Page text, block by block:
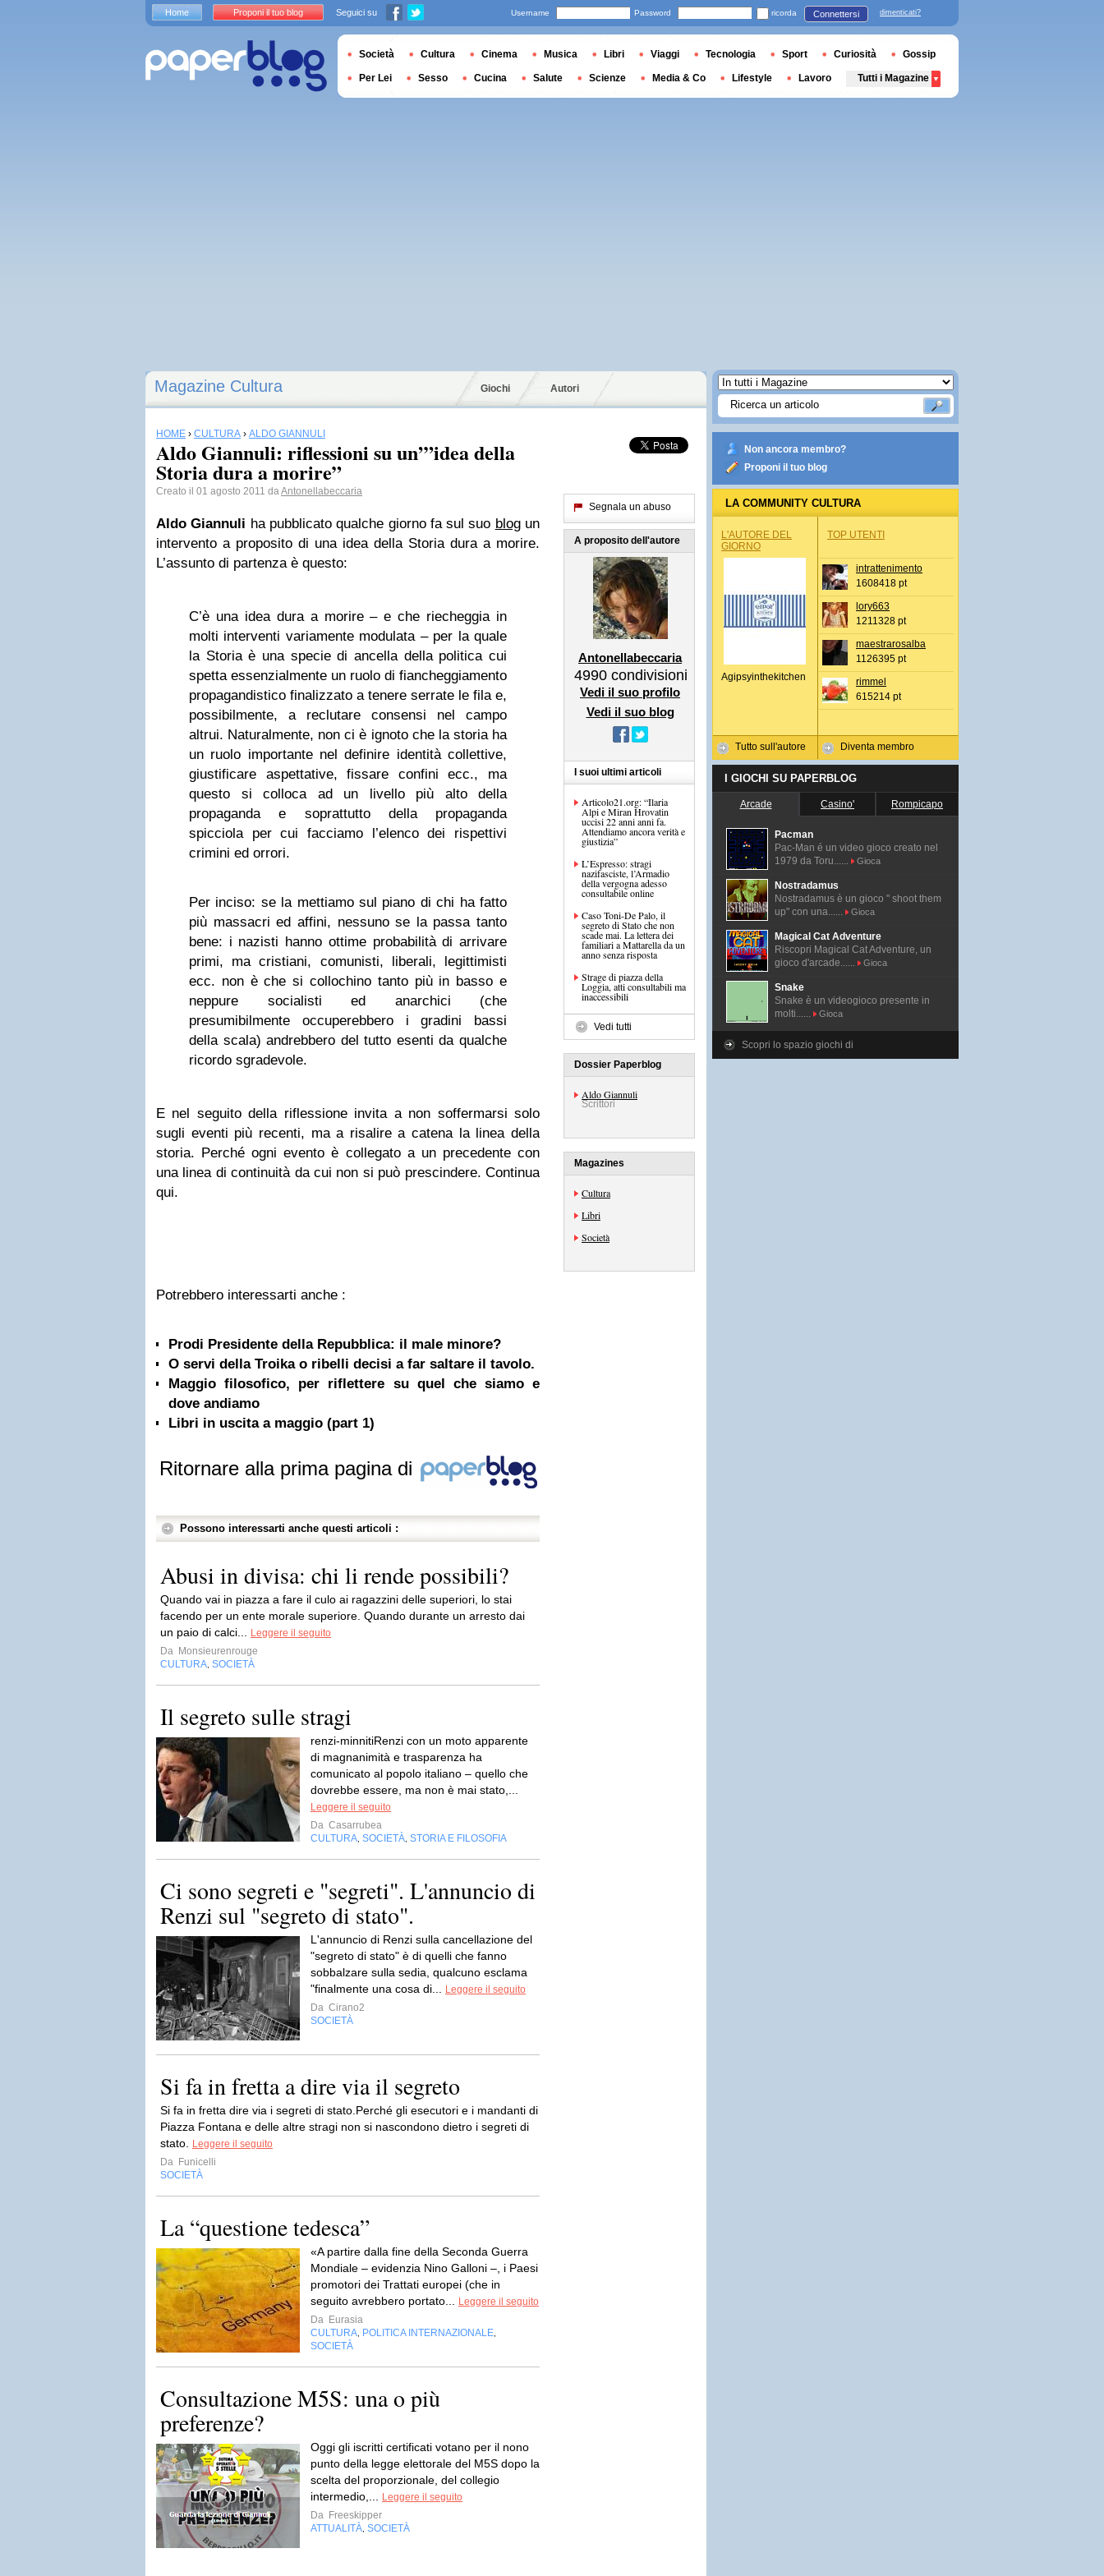
Magazine Cultura Giochi Autori
HOME › CULTURA › ALDO GIANNULI
Aldo Giannuli: riflessioni su un’”idea della
Storia dura a morire”
Creato il 01 agosto 2011 daAntonellabeccaria
Aldo Giannuli ha pubblicato qualche giorno fa sul suo blogun
intervento a proposito di una idea della Storia dura a morire.
L’assunto di partenza è questo:
C’è una idea dura a morire – e che riecheggia in
molti interventi variamente modulata – per la quale
la Storia è una specie di ancella della politica cui
spetta essenzialmente un ruolo di fiancheggiamento
propagandistico finalizzato a tenere serrate le fila e,
possibilmente, a reclutare consensi nel campo
altrui. Naturalmente, non ci è ignoto che la storia ha
un ruolo importante nel definire identità collettive,
giustificare aspettative, fissare confini ecc., ma
questo si colloca ad un livello più alto della
propaganda e soprattutto della propaganda
spicciola per cui facciamo l’elenco dei rispettivi
crimini ed orrori.
Per inciso: se la mettiamo sul piano di chi ha fatto
più massacri ed affini, nessuno se la passa tanto
bene: i nazisti hanno ottime probabilità di arrivare
primi, ma cristiani, comunisti, liberali, legittimisti
ecc. non è che si collochino tanto più in basso e
neppure socialisti ed anarchici (che
presumibilmente occuperebbero i gradini bassi
della scala) andrebbero del tutto esenti da qualche
ricordo sgradevole.
E nel seguito della riflessione invita a non soffermarsi solo
sugli eventi più recenti, ma a risalire a catena la linea della
storia. Perché ogni evento è collegato a un precedente con
una linea di continuità da cui non si può prescindere. Continua
qui.
Potrebbero interessarti anche :
Prodi Presidente della Repubblica: il male minore?
O servi della Troika o ribelli decisi a far saltare il tavolo.
Maggio filosofico, per riflettere su quel che siamo e
dove andiamo
Libri in uscita a maggio (part 1)
Ritornare alla prima pagina di
Possono interessarti anche questi articoli :
Abusi in divisa: chi li rende possibili?
Quando vai in piazza a fare il culo ai ragazzini delle superiori, lo stai
facendo per un ente morale superiore. Quando durante un arresto dai
un paio di calci...
Leggere il seguito
Da Monsieurenrouge
CULTURA SOCIETÀ
Il segreto sulle stragi
renzi-minnitiRenzi con un moto apparente
di magnanimità e trasparenza ha
comunicato al popolo italiano – quello che
dovrebbe essere, ma non è mai stato,...
Leggere il seguito
Da Casarrubea
CULTURA SOCIETÀ STORIA E FILOSOFIA
Ci sono segreti e "segreti". L'annuncio di
Renzi sul "segreto di stato".
L'annuncio di Renzi sulla cancellazione del
"segreto di stato" è di quelli che fanno
sobbalzare sulla sedia, qualcuno esclama
"finalmente una cosa di...
Leggere il seguito
Da Cirano2
SOCIETÀ
Si fa in fretta a dire via il segreto
Si fa in fretta dire via i segreti di stato.Perché gli esecutori e i mandanti di
Piazza Fontana e delle altre stragi non si nascondono dietro i segreti di
stato.
Leggere il seguito
Da Funicelli
SOCIETÀ
La “questione tedesca”
«A partire dalla fine della Seconda Guerra
Mondiale – evidenzia Nino Galloni –, i Paesi
promotori dei Trattati europei (che in
seguito avrebbero portato...
Leggere il seguito
Da Eurasia
CULTURA POLITICA INTERNAZIONALE
SOCIETÀ
Consultazione M5S: una o più
preferenze?
Oggi gli iscritti certificati votano per il nono
punto della legge elettorale del M5S dopo la
scelta del proporzionale, del collegio
intermedio,...
Leggere il seguito
Da Freeskipper
ATTUALITÀ SOCIETÀ
Segnala un abuso
A proposito dell'autore
Antonellabeccaria
4990 condivisioni
Vedi il suo profilo
Vedi il suo blog
I suoi ultimi articoli
Articolo21.org: “Ilaria
Alpi e Miran Hrovatin
uccisi 22 anni anni fa.
Attendiamo ancora verità e
giustizia”
L’Espresso: stragi
nazifasciste, l’Armadio
della vergogna adesso
consultabile online
Caso Toni-De Palo, il
segreto di Stato che non
scade mai. La lettera dei
familiari a Mattarella da un
anno senza risposta
Strage di piazza della
Loggia, atti consultabili ma
inaccessibili
Vedi tutti
Dossier Paperblog
Aldo Giannuli
Scrittori
Magazines
Cultura
Libri
Società
Non ancora membro?
Proponi il tuo blog
LA COMMUNITY CULTURA
L'AUTORE DEL
GIORNO
Agipsyinthekitchen
Tutto sull'autore
TOP UTENTI
intrattenimento
1608418 pt
lory663
1211328 pt
maestrarosalba
1126395 pt
rimmel
615214 pt
Diventa membro
I GIOCHI SU PAPERBLOG
Arcade Casino' Rompicapo
Pacman
Pac-Man é un video gioco creato nel
1979 da Toru......
Gioca
Nostradamus
Nostradamus è un gioco " shoot them
up" con una......
Gioca
Magical Cat Adventure
Riscopri Magical Cat Adventure, un
gioco d'arcade......
Gioca
Snake
Snake è un videogioco presente in
molti......
Gioca
Scopri lo spazio giochi di
Home Proponi il tuo blog Seguici su Username Password ricorda Connettersi dimenticati?
Società Cultura Cinema Musica Libri Viaggi Tecnologia Sport Curiosità Gossip
Per Lei Sesso Cucina Salute Scienze Media & Co Lifestyle Lavoro Tutti i Magazine